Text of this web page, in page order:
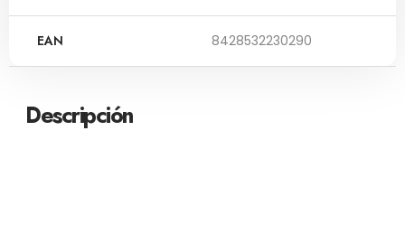
EAN 8428532230290
Descripción